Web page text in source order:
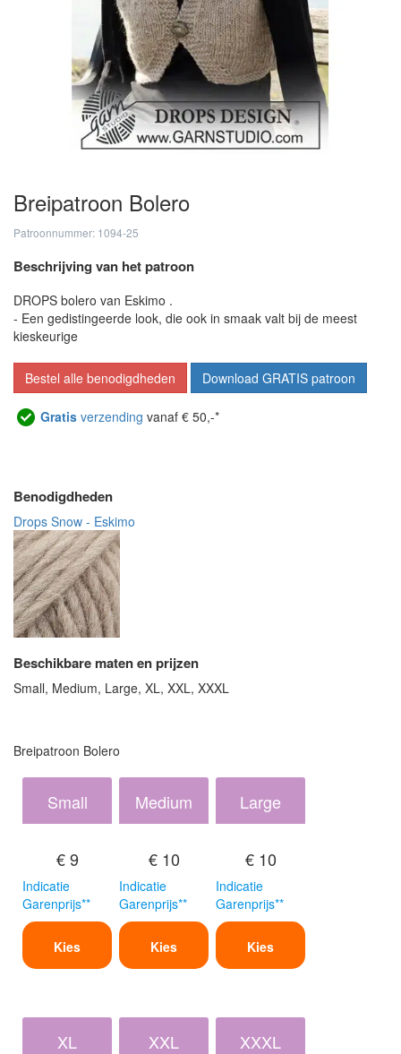
Breipatroon Bolero
Patroonnummer: 1094-25
Beschrijving van het patroon
DROPS bolero van Eskimo .
- Een gedistingeerde look, die ook in smaak valt bij de meest
kieskeurige
Bestel alle benodigdheden Download GRATIS patroon
Gratis verzending vanaf € 50,-*
Benodigdheden
Drops Snow - Eskimo
Beschikbare maten en prijzen
Small, Medium, Large, XL, XXL, XXXL
Breipatroon Bolero
Small
€ 9
Indicatie
Garenprijs**
Kies
Medium
€ 10
Indicatie
Garenprijs**
Kies
Large
€ 10
Indicatie
Garenprijs**
Kies
XL XXL XXXL